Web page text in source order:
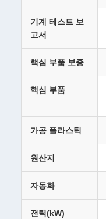
기계 테스트 보
고서
핵심 부품 보증
핵심 부품
가공 플라스틱
원산지
자동화
전력(kW)